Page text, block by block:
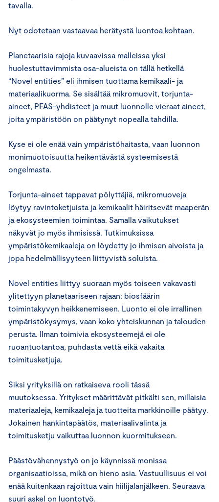
tavalla.
Nyt odotetaan vastaavaa herätystä luontoa kohtaan.
Planetaarisia rajoja kuvaavissa malleissa yksi
huolestuttavimmista osa-alueista on tällä hetkellä
“Novel entities” eli ihmisen tuottama kemikaali- ja
materiaalikuorma. Se sisältää mikromuovit, torjunta-
aineet, PFAS-yhdisteet ja muut luonnolle vieraat aineet,
joita ympäristöön on päätynyt nopealla tahdilla.
Kyse ei ole enää vain ympäristöhaitasta, vaan luonnon
monimuotoisuutta heikentävästä systeemisestä
ongelmasta.
Torjunta-aineet tappavat pölyttäjiä, mikromuoveja
löytyy ravintoketjuista ja kemikaalit häiritsevät maaperän
ja ekosysteemien toimintaa. Samalla vaikutukset
näkyvät jo myös ihmisissä. Tutkimuksissa
ympäristökemikaaleja on löydetty jo ihmisen aivoista ja
jopa hedelmällisyyteen liittyvistä soluista.
Novel entities liittyy suoraan myös toiseen vakavasti
ylitettyyn planetaariseen rajaan: biosfäärin
toimintakyvyn heikkenemiseen. Luonto ei ole irrallinen
ympäristökysymys, vaan koko yhteiskunnan ja talouden
perusta. Ilman toimivia ekosysteemejä ei ole
ruoantuotantoa, puhdasta vettä eikä vakaita
toimitusketjuja.
Siksi yrityksillä on ratkaiseva rooli tässä
muutoksessa. Yritykset määrittävät pitkälti sen, millaisia
materiaaleja, kemikaaleja ja tuotteita markkinoille päätyy.
Jokainen hankintapäätös, materiaalivalinta ja
toimitusketju vaikuttaa luonnon kuormitukseen.
Päästövähennystyö on jo käynnissä monissa
organisaatioissa, mikä on hieno asia. Vastuullisuus ei voi
enää kuitenkaan rajoittua vain hiilijalanjälkeen. Seuraava
suuri askel on luontotyö.